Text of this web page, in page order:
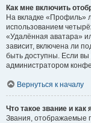
Как мне включить
На вкладке «Профиль»
использованием
«Удалённая аватара»
зависит, включена ли
быть доступны. Если вы
администратором
Вернуться к началу
Что такое звание и как
Звания, отображаемые